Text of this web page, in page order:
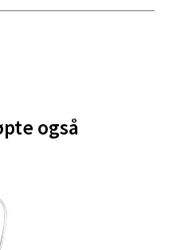
også